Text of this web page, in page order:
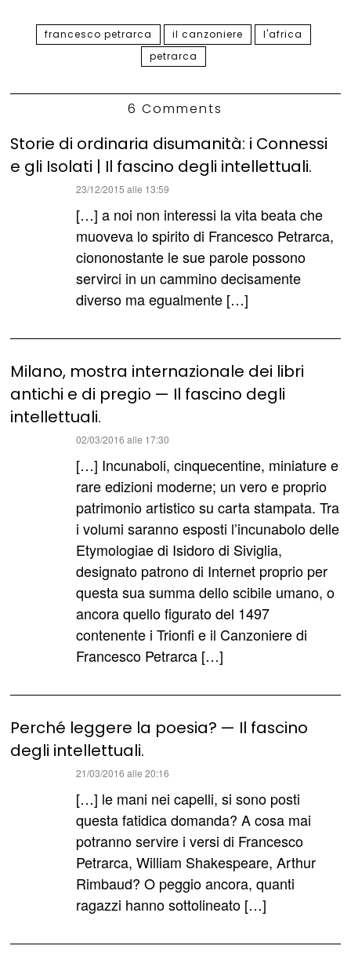
francesco petrarca il canzoniere
l'africa
petrarca
6 Comments
Storie di ordinaria disumanità: i Connessi
e gli Isolati | Il fascino degli intellettuali.
23/12/2015 alle 13:59
[…] a noi non interessi la vita beata che
muoveva lo spirito di Francesco Petrarca,
ciononostante le sue parole possono
servirci in un cammino decisamente
diverso ma egualmente […]
Milano, mostra internazionale dei libri
antichi e di pregio — Il fascino degli
intellettuali.
02/03/2016 alle 17:30
[…] Incunaboli, cinquecentine, miniature e
rare edizioni moderne; un vero e proprio
patrimonio artistico su carta stampata. Tra
i volumi saranno esposti l’incunabolo delle
Etymologiae di Isidoro di Siviglia,
designato patrono di Internet proprio per
questa sua summa dello scibile umano, o
ancora quello figurato del 1497
contenente i Trionfi e il Canzoniere di
Francesco Petrarca […]
Perché leggere la poesia? — Il fascino
degli intellettuali.
21/03/2016 alle 20:16
[…] le mani nei capelli, si sono posti
questa fatidica domanda? A cosa mai
potranno servire i versi di Francesco
Petrarca, William Shakespeare, Arthur
Rimbaud? O peggio ancora, quanti
ragazzi hanno sottolineato […]